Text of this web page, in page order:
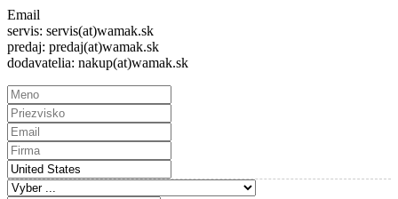
Email
servis: servis(at)wamak.sk
predaj: predaj(at)wamak.sk
dodavatelia: nakup(at)wamak.sk